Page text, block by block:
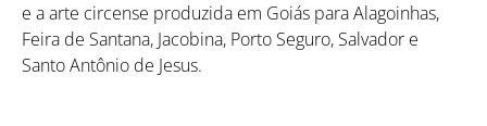
e a arte circense produzida em Goiás para Alagoinhas,
Feira de Santana, Jacobina, Porto Seguro, Salvador e
Santo Antônio de Jesus.